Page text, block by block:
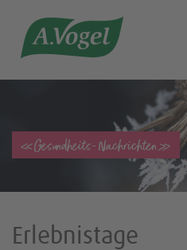

«Gesundheits-Nachrichten»
Erlebnistage